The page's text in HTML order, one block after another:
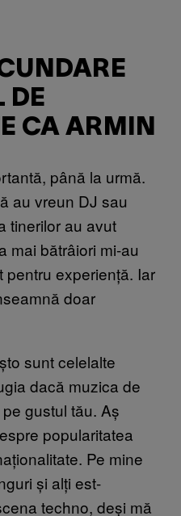
DE
CA ARMIN
până la urmă.
au vreun DJ sau
tinerilor au avut
mai bătrâiori mi-au
pentru experiență. Iar
doar
sunt celelalte
dacă muzica de
gustul tău. Aș
popularitatea
Pe mine
și alți est-
techno, deși mă